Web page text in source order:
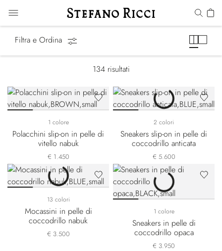
Filtra e Ordina
134 risultati
1 colore
Polacchini slip-on in pelle di
vitello nabuk
€ 1.450
2 colori
Sneakers slip-on in pelle di
coccodrillo anticata
€ 5.600
13 colori
Mocassini in pelle di
coccodrillo nabuk
€ 3.500
1 colore
Sneakers in pelle di
coccodrillo opaca
€ 3.950